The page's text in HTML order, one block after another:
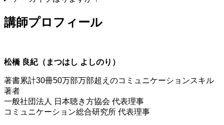
講師プロフィール
松橋 良紀（まつはし よしのり）
著書累計30冊50万部万部超えのコミュニケーションスキル
著者
一般社団法人 日本聴き方協会 代表理事
コミュニケーション総合研究所 代表理事